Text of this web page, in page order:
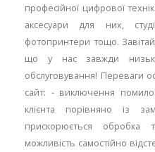
професійної цифрової
аксесуари для них,
фотопринтери тощо.
що у нас завжди
обслуговування! Переваги
сайт: - виключення
клієнта порівняно із
прискорюється
можливість самостійно